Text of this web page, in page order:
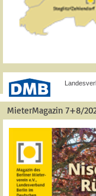
MieterMagazin 7+8/